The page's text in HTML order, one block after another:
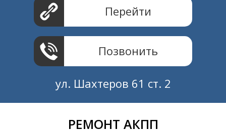
Перейти
Позвонить
ул. Шахтеров 61 ст. 2
РЕМОНТ АКПП